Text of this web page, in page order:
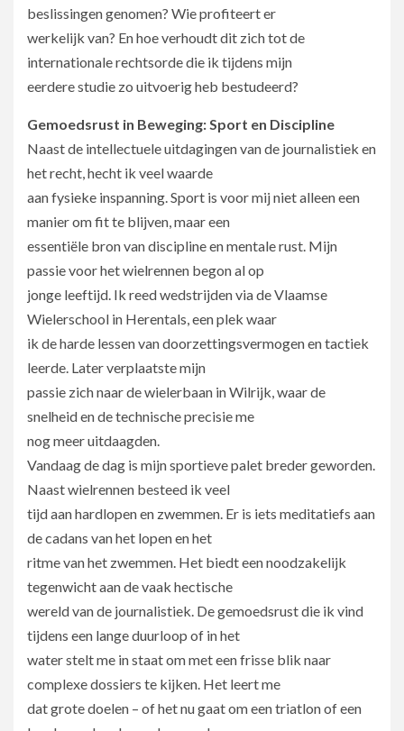
beslissingen genomen? Wie profiteert er
werkelijk van? En hoe verhoudt dit zich tot de
internationale rechtsorde die ik tijdens mijn
eerdere studie zo uitvoerig heb bestudeerd?
Gemoedsrust in Beweging: Sport en Discipline
Naast de intellectuele uitdagingen van de journalistiek en
het recht, hecht ik veel waarde
aan fysieke inspanning. Sport is voor mij niet alleen een
manier om fit te blijven, maar een
essentiële bron van discipline en mentale rust. Mijn
passie voor het wielrennen begon al op
jonge leeftijd. Ik reed wedstrijden via de Vlaamse
Wielerschool in Herentals, een plek waar
ik de harde lessen van doorzettingsvermogen en tactiek
leerde. Later verplaatste mijn
passie zich naar de wielerbaan in Wilrijk, waar de
snelheid en de technische precisie me
nog meer uitdaagden.
Vandaag de dag is mijn sportieve palet breder geworden.
Naast wielrennen besteed ik veel
tijd aan hardlopen en zwemmen. Er is iets meditatiefs aan
de cadans van het lopen en het
ritme van het zwemmen. Het biedt een noodzakelijk
tegenwicht aan de vaak hectische
wereld van de journalistiek. De gemoedsrust die ik vind
tijdens een lange duurloop of in het
water stelt me in staat om met een frisse blik naar
complexe dossiers te kijken. Het leert me
dat grote doelen – of het nu gaat om een triatlon of een